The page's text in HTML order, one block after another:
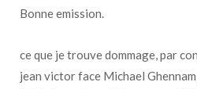
Bonne emission.
ce que je trouve dommage, par
jean victor face Michael